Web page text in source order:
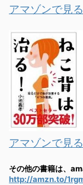
アマゾンで見る
アマゾンで見る
その他の書籍は、
http://amzn.to/